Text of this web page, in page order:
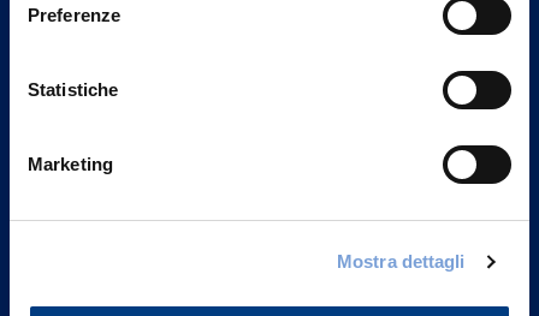
Preferenze
Statistiche
Marketing
Mostra dettagli
20149 Milano